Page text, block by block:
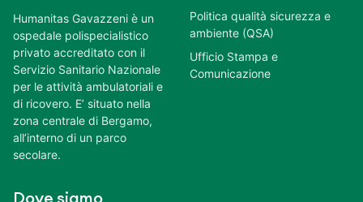
Humanitas Gavazzeni è un
ospedale polispecialistico
privato accreditato con il
Servizio Sanitario Nazionale
per le attività ambulatoriali e
di ricovero. E’ situato nella
zona centrale di Bergamo,
all’interno di un parco
secolare.
Dove siamo
Politica qualità sicurezza e
ambiente (QSA)
Ufficio Stampa e
Comunicazione